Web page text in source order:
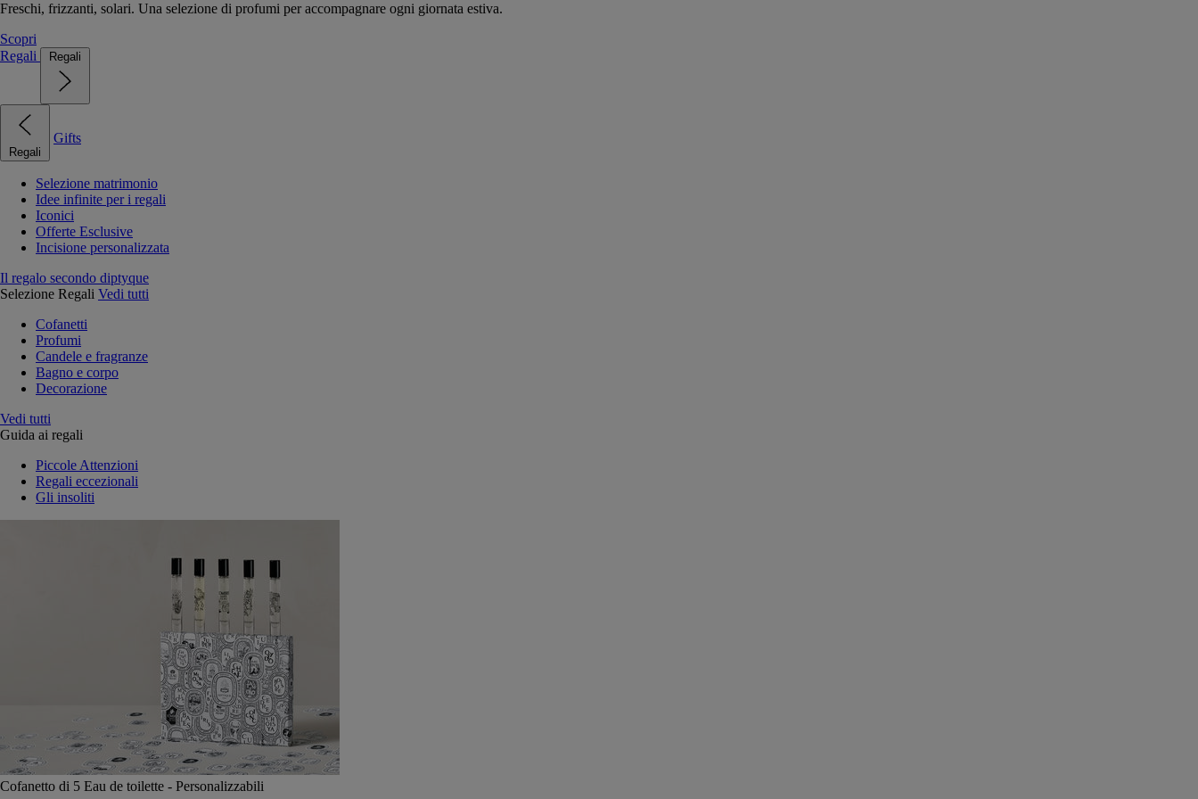
Freschi, frizzanti, solari. Una selezione di profumi per accompagnare ogni giornata estiva.
Scopri
Regali
Regali
Regali
Gifts
Selezione matrimonio
Idee infinite per i regali
Iconici
Offerte Esclusive
Incisione personalizzata
Il regalo secondo diptyque
Selezione Regali Vedi tutti
Cofanetti
Profumi
Candele e fragranze
Bagno e corpo
Decorazione
Vedi tutti
Guida ai regali
Piccole Attenzioni
Regali eccezionali
Gli insoliti
Cofanetto di 5 Eau de toilette - Personalizzabili